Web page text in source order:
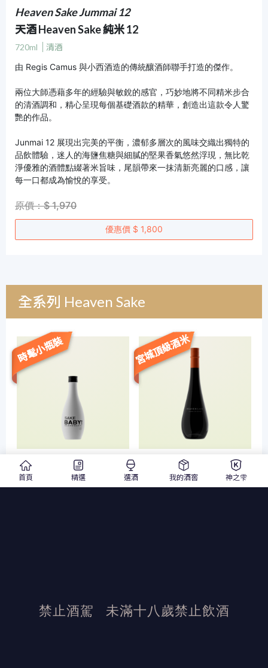
Heaven Sake Jummai 12
天酒 Heaven Sake 純米 12
720ml
清酒
由 Regis Camus 與小西酒造的傳統釀酒師聯手打造的傑作。
兩位大師憑藉多年的經驗與敏銳的感官，巧妙地將不同精米步合
的清酒調和，精心呈現每個基礎酒款的精華，創造出這款令人驚
艷的作品。
Junmai 12 展現出完美的平衡，濃郁多層次的風味交織出獨特的
品飲體驗，迷人的海鹽焦糖與細膩的堅果香氣悠然浮現，無比乾
淨優雅的酒體點綴著米旨味，尾韻帶來一抹清新亮麗的口感，讓
每一口都成為愉悅的享受。
原價：$ 1,970
優惠價 $ 1,800
全系列 Heaven Sake
時髦小瓶裝
天酒 SAKE BABY！
300ml
$ 1,150 $ 1,250
宮城頂級酒米
天酒 Heaven Sake 純米大吟釀
ORANGE
720ml 清酒
首頁 精選 選酒 我的酒窖 神之雫
禁止酒駕 未滿十八歲禁止飲酒